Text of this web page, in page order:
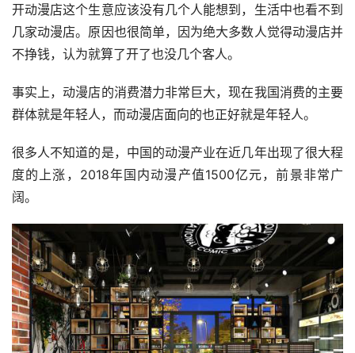
开动漫店这个生意应该没有几个人能想到，生活中也看不到
几家动漫店。原因也很简单，因为绝大多数人觉得动漫店并
不挣钱，认为就算了开了也没几个客人。
事实上，动漫店的消费潜力非常巨大，现在我国消费的主要
群体就是年轻人，而动漫店面向的也正好就是年轻人。
很多人不知道的是，中国的动漫产业在近几年出现了很大程
度的上涨，2018年国内动漫产值1500亿元，前景非常广
阔。